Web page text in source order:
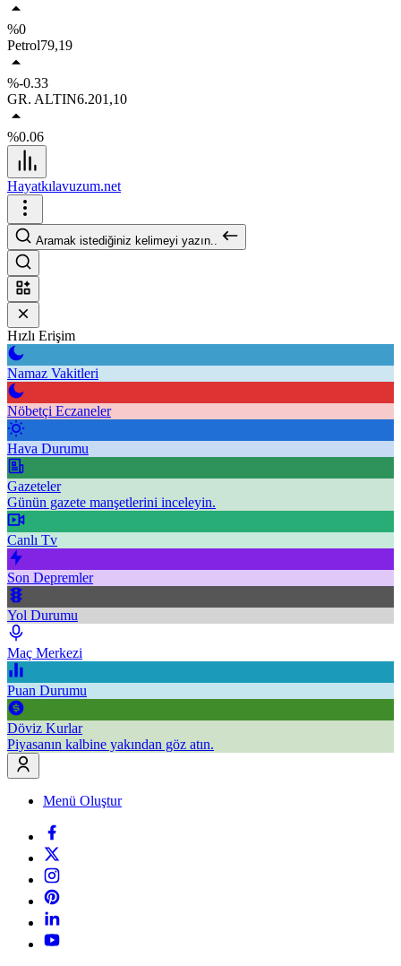
%0
Petrol79,19
%-0.33
GR. ALTIN6.201,10
%0.06
Hayatkılavuzum.net
Aramak istediğiniz kelimeyi yazın..
Hızlı Erişim
Namaz Vakitleri
Nöbetçi Eczaneler
Hava Durumu
Gazeteler
Günün gazete manşetlerini inceleyin.
Canlı Tv
Son Depremler
Yol Durumu
Maç Merkezi
Puan Durumu
Döviz Kurlar
Piyasanın kalbine yakından göz atın.
Menü Oluştur